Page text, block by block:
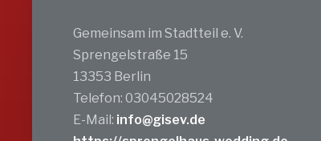
Gemeinsam im Stadtteil e. V.
Sprengelstraße 15
13353 Berlin
Telefon: 03045028524
E-Mail: info@gisev.de